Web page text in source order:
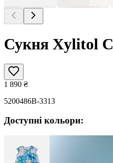
Сукня Xylitol
1 890 ₴
5200486B-3313
Доступні кольори: